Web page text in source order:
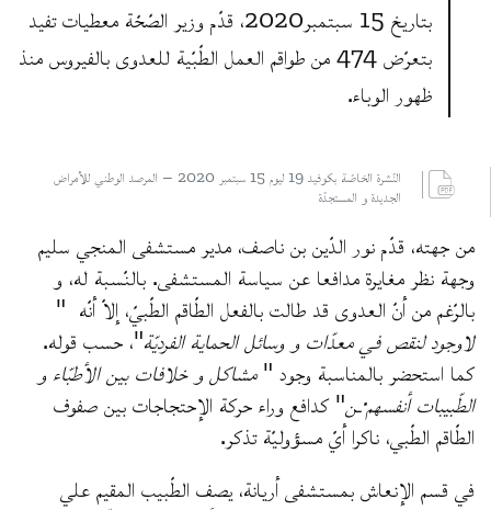
بتاريخ 15 سبتمبر2020، قدّم وزير الصّحّة معطيات تفيد
بتعرّض 474 من طواقم العمل الطّبّية للعدوى بالفيروس منذ
ظهور الوباء.
النّشرة الخاصّة بكوفيد 19 ليوم 15 سبتمبر 2020 – المرصد الوطني للأمراض
الجديدة و المستجدّة
من جهته، قدّم نور الدّين بن ناصف، مدير مستشفى المنجي سليم
وجهة نظر مغايرة مدافعا عن سياسة المستشفى. بالنّسبة له، و
بالرّغم من أنّ العدوى قد طالت بالفعل الطّاقم الطّبيّ، إلاّ أنّه "
لاوجود لنقص في معدّات و وسائل الحماية الفرديّة"، حسب قوله.
كما استحضر بالمناسبة وجود "مشاكل و خلافات بين الأطبّاء و
الطّبيبات أنفسهم·ـن" كدافع وراء حركة الإحتجاجات بين صفوف
الطّاقم الطّبي، ناكرا أيّ مسؤوليّة تذكر.
في قسم الإنعاش بمستشفى أريانة، يصف الطّبيب المقيم علي